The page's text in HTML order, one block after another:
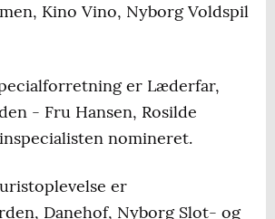
Kino Vino, Nyborg Voldspil
er Læderfar,
- Fru Hansen, Rosilde
nomineret.
er
Danehof, Nyborg Slot- og